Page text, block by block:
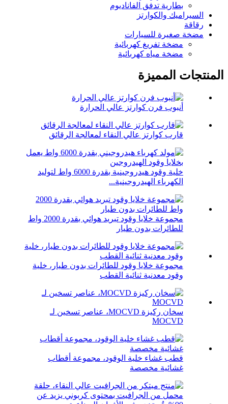
بطارية تدفق الفاناديوم
السيراميك والكوارتز
رقاقة
مضخة صغيرة للسيارات
مضخة تفريغ كهربائية
مضخة مياه كهربائية
المنتجات المميزة
أنبوب فرن كوارتز عالي الحرارة
قارب كوارتز عالي النقاء لمعالجة الرقائق
خلية وقود هيدروجينية بقدرة 6000 واط لتوليد
الكهرباء الهيدروجينية...
مجموعة خلايا وقود تبريد هوائي بقدرة 2000 واط
للطائرات بدون طيار
مجموعة خلايا وقود للطائرات بدون طيار، خلية
وقود معدنية ثنائية القطب
سخان ركيزة MOCVD، عناصر تسخين لـ
MOCVD
قطب غشاء خلية الوقود، مجموعة أقطاب
غشائية مخصصة